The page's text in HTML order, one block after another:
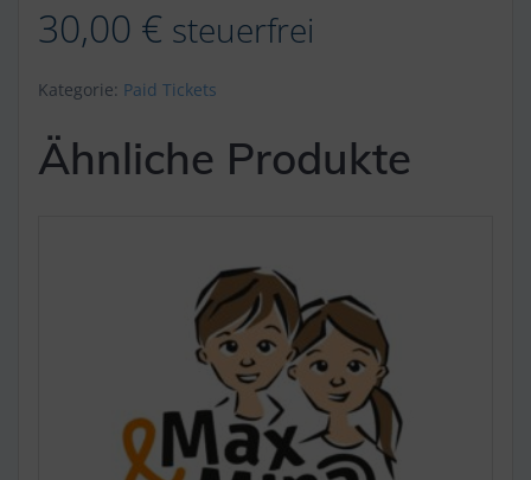
30,00 € steuerfrei
Kategorie: Paid Tickets
Ähnliche Produkte